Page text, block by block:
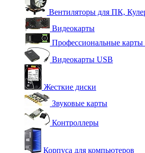
Вентиляторы для ПК,
Видеокарты
Профессиональные
Видеокарты USB
Жесткие диски
Звуковые карты
Контроллеры
Корпуса для компьютеров